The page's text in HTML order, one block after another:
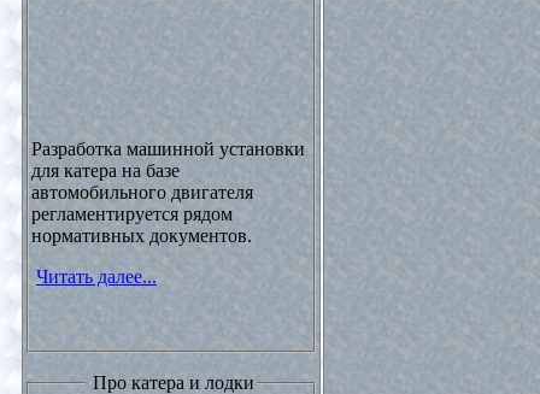
Разработка машинной установки
для катера на базе
автомобильного двигателя
регламентируется рядом
нормативных документов.
Читать далее...
Про катера и лодки